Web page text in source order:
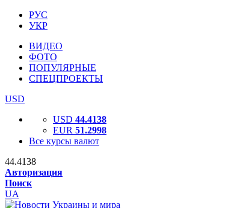
РУС
УКР
ВИДЕО
ФОТО
ПОПУЛЯРНЫЕ
СПЕЦПРОЕКТЫ
USD
USD 44.4138
EUR 51.2998
Все курсы валют
44.4138
Авторизация
Поиск
UA